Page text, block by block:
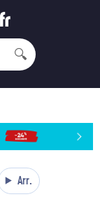
🔍
Arr.